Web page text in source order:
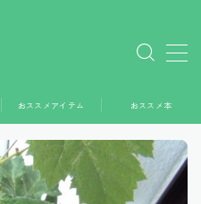
おススメアイテム おススメ本